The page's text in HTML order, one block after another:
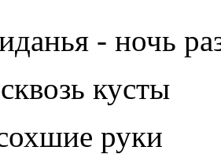
- ночь
кусты
руки